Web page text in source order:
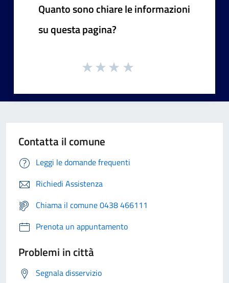
Quanto sono chiare le informazioni
su questa pagina?
Contatta il comune
Leggi le domande frequenti
Richiedi Assistenza
Chiama il comune 0438 466111
Prenota un appuntamento
Problemi in città
Segnala disservizio